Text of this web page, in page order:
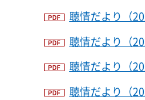
聴情だより（
聴情だより（
聴情だより（
聴情だより（